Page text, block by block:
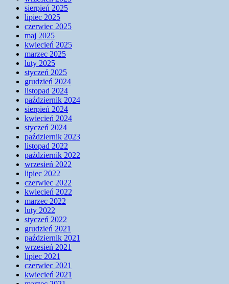
sierpień 2025
lipiec 2025
czerwiec 2025
maj 2025
kwiecień 2025
marzec 2025
luty 2025
styczeń 2025
grudzień 2024
listopad 2024
październik 2024
sierpień 2024
kwiecień 2024
styczeń 2024
październik 2023
listopad 2022
październik 2022
wrzesień 2022
lipiec 2022
czerwiec 2022
kwiecień 2022
marzec 2022
luty 2022
styczeń 2022
grudzień 2021
październik 2021
wrzesień 2021
lipiec 2021
czerwiec 2021
kwiecień 2021